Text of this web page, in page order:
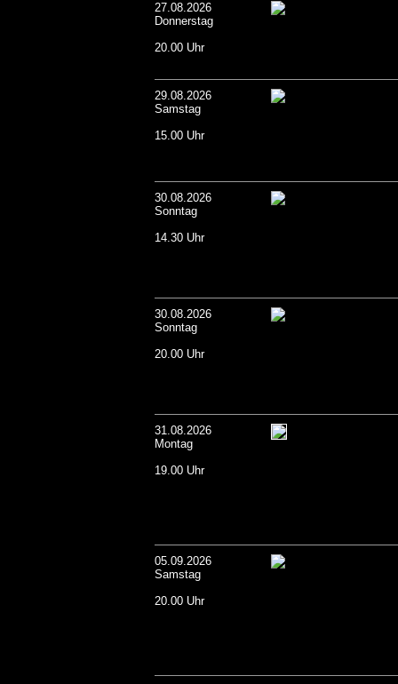
27.08.2026
Donnerstag
20.00 Uhr
29.08.2026
Samstag
15.00 Uhr
30.08.2026
Sonntag
14.30 Uhr
30.08.2026
Sonntag
20.00 Uhr
31.08.2026
Montag
19.00 Uhr
05.09.2026
Samstag
20.00 Uhr